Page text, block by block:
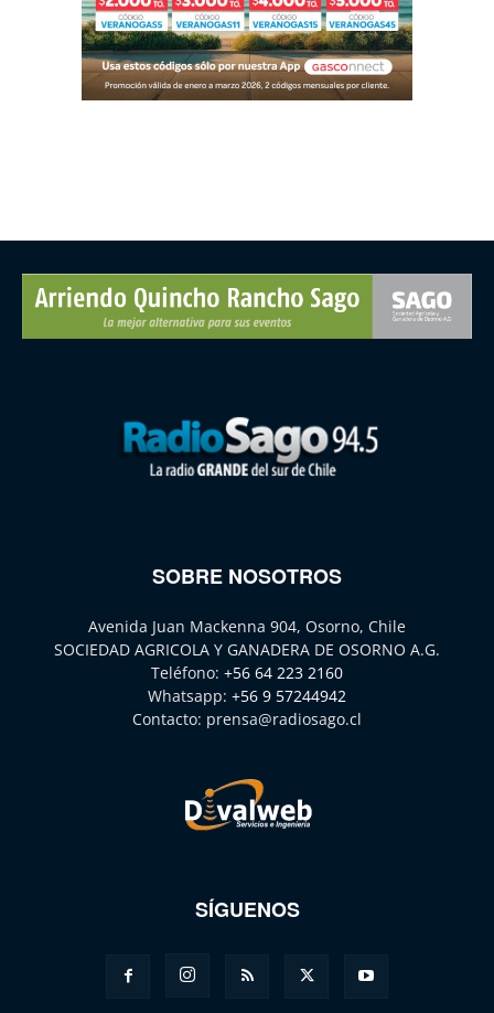
SOBRE NOSOTROS
Avenida Juan Mackenna 904, Osorno, Chile
SOCIEDAD AGRICOLA Y GANADERA DE OSORNO A.G.
Teléfono: +56 64 223 2160
Whatsapp: +56 9 57244942
Contacto: prensa@radiosago.cl
SÍGUENOS